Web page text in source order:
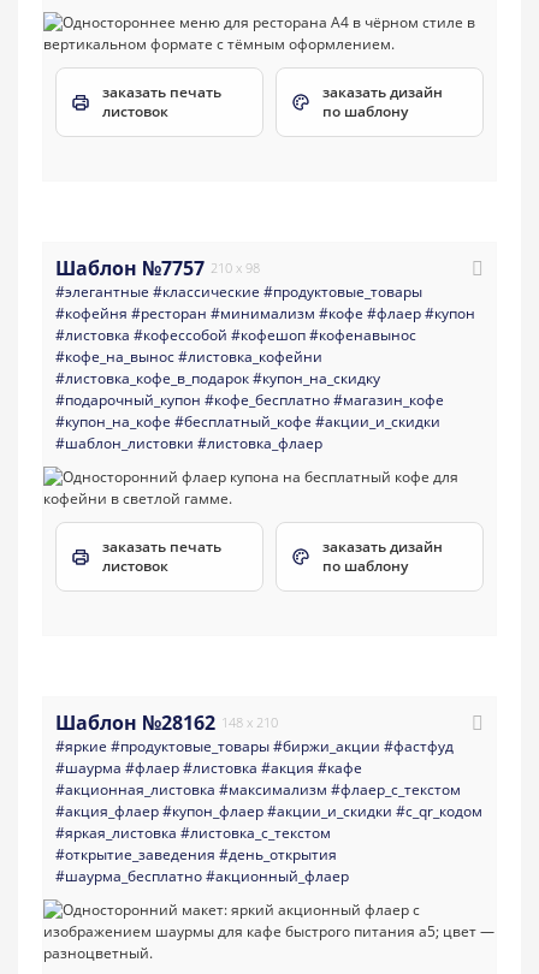
заказать печать
листовок
заказать дизайн
по шаблону
Шаблон №7757 210 x 98
#элегантные #классические #продуктовые_товары
#кофейня #ресторан #минимализм #кофе #флаер#купон
#листовка #кофессобой #кофешоп#кофенавынос
#кофе_на_вынос#листовка_кофейни
#листовка_кофе_в_подарок#купон_на_скидку
#подарочный_купон #кофе_бесплатно#магазин_кофе
#купон_на_кофе #бесплатный_кофе #акции_и_скидки
#шаблон_листовки #листовка_флаер
заказать печать
листовок
заказать дизайн
по шаблону
Шаблон №28162 148 x 210
#яркие #продуктовые_товары#биржи_акции #фастфуд
#шаурма #флаер#листовка #акция #кафе
#акционная_листовка #максимализм #флаер_с_текстом
#акция_флаер#купон_флаер#акции_и_скидки #с_qr_кодом
#яркая_листовка #листовка_с_текстом
#открытие_заведения #день_открытия
#шаурма_бесплатно#акционный_флаер